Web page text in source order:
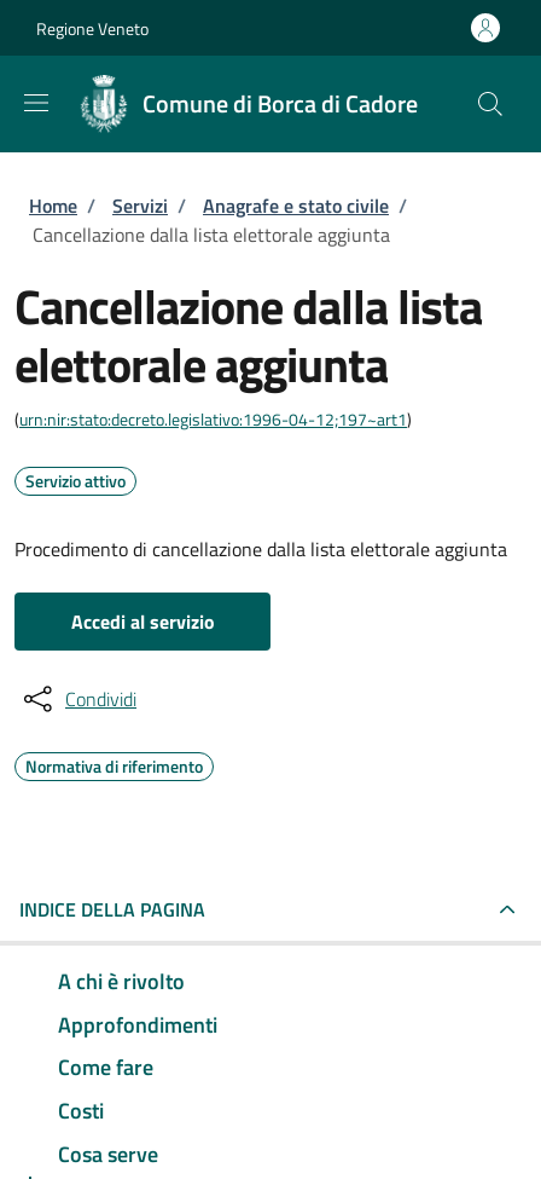
Regione Veneto
Comune di Borca di Cadore
Briciole di pane
Home / Servizi / Anagrafe e stato civile /
Cancellazione dalla lista elettorale aggiunta
Cancellazione dalla lista
elettorale aggiunta
(urn:nir:stato:decreto.legislativo:1996-04-12;197~art1)
Servizio attivo
Procedimento di cancellazione dalla lista elettorale aggiunta
Accedi al servizio
Condividi
Normativa di riferimento
INDICE DELLA PAGINA
A chi è rivolto
Approfondimenti
Come fare
Costi
Cosa serve